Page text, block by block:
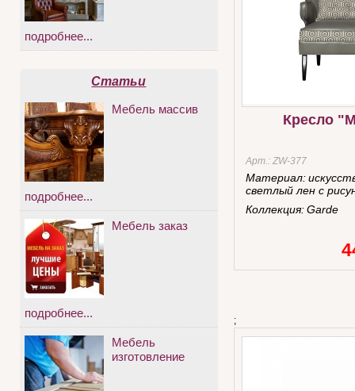
Кресло
Арт.: ZW-377
Материал:
светлый лен с
Коллекция:Garde
;
подробнее...
Статьи
Мебель массив
подробнее...
Мебель заказ
подробнее...
Мебель
изготовление